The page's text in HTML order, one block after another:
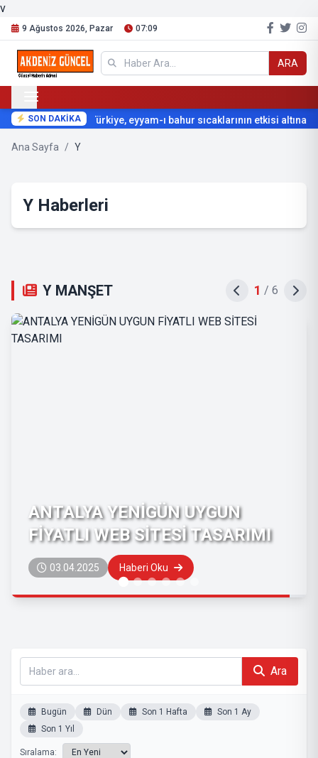
v
9 Ağustos 2026, Pazar 07:09
ARA
SON DAKİKA Türkiye, eyyam-ı bahur sıcaklarının etkisi altına
Ana Sayfa / Y
Y Haberleri
Y MANŞET 2 / 6
ANTALYA YENİ SANAYİ
FİYATLI WEB SİTESİ
03.04.2025
Ara
Bugün Dün Son 1 Hafta
Son 1 Ay
Son 1 Yıl
Sıralama: